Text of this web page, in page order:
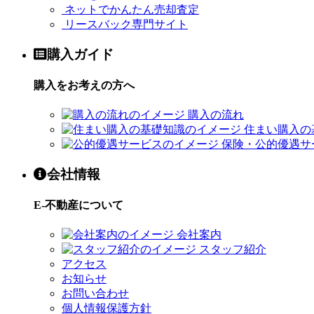
ネットでかんたん売却査定
リースバック専門サイト
購入ガイド
購入をお考えの方へ
購入の流れ
住まい購入の
保険・公的優遇サ
会社情報
E-不動産について
会社案内
スタッフ紹介
アクセス
お知らせ
お問い合わせ
個人情報保護方針